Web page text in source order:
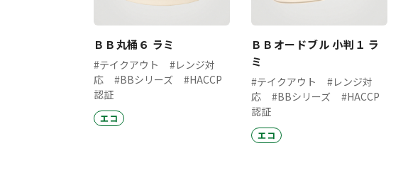
ＢＢ丸桶６ ラミ
#テイクアウト
#レンジ対
応
#BBシリーズ
#HACCP
認証
エコ
ＢＢオードブル 小判１ ラ
ミ
#テイクアウト
#レンジ対
応
#BBシリーズ
#HACCP
認証
エコ